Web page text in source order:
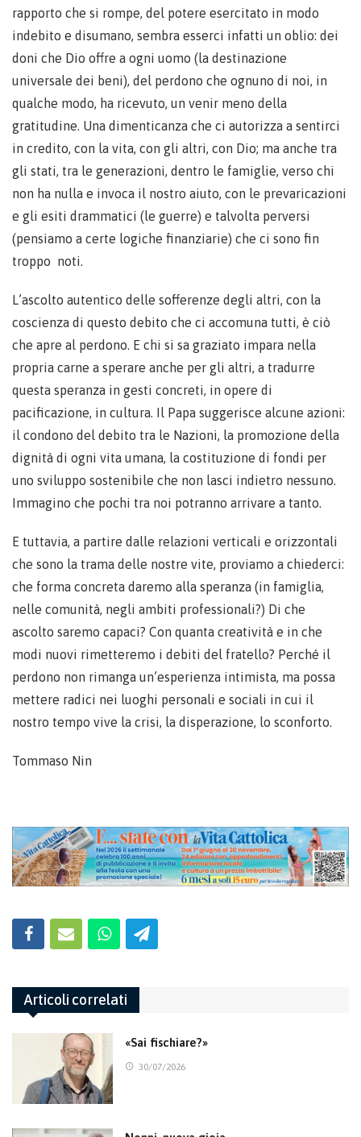
rapporto che si rompe, del potere esercitato in modo
indebito e disumano, sembra esserci infatti un oblio: dei
doni che Dio offre a ogni uomo (la destinazione
universale dei beni), del perdono che ognuno di noi, in
qualche modo, ha ricevuto, un venir meno della
gratitudine. Una dimenticanza che ci autorizza a sentirci
in credito, con la vita, con gli altri, con Dio; ma anche tra
gli stati, tra le generazioni, dentro le famiglie, verso chi
non ha nulla e invoca il nostro aiuto, con le prevaricazioni
e gli esiti drammatici (le guerre) e talvolta perversi
(pensiamo a certe logiche finanziarie) che ci sono fin
troppo noti.
L’ascolto autentico delle sofferenze degli altri, con la
coscienza di questo debito che ci accomuna tutti, è ciò
che apre al perdono. E chi si sa graziato impara nella
propria carne a sperare anche per gli altri, a tradurre
questa speranza in gesti concreti, in opere di
pacificazione, in cultura. Il Papa suggerisce alcune azioni:
il condono del debito tra le Nazioni, la promozione della
dignità di ogni vita umana, la costituzione di fondi per
uno sviluppo sostenibile che non lasci indietro nessuno.
Immagino che pochi tra noi potranno arrivare a tanto.
E tuttavia, a partire dalle relazioni verticali e orizzontali
che sono la trama delle nostre vite, proviamo a chiederci:
che forma concreta daremo alla speranza (in famiglia,
nelle comunità, negli ambiti professionali?) Di che
ascolto saremo capaci? Con quanta creatività e in che
modi nuovi rimetteremo i debiti del fratello? Perché il
perdono non rimanga un’esperienza intimista, ma possa
mettere radici nei luoghi personali e sociali in cui il
nostro tempo vive la crisi, la disperazione, lo sconforto.
Tommaso Nin
Articoli correlati
«Sai fischiare?»
30/07/2026